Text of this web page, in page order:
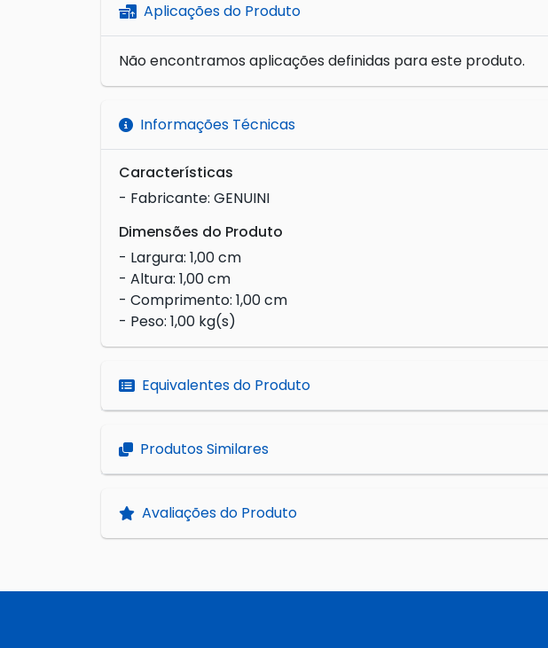
Aplicações do Produto
Não encontramos aplicações definidas para este produto.
Informações Técnicas
Características
- Fabricante: GENUINI
Dimensões do Produto
- Largura: 1,00 cm
- Altura: 1,00 cm
- Comprimento: 1,00 cm
- Peso: 1,00 kg(s)
Equivalentes do Produto
Produtos Similares
Avaliações do Produto